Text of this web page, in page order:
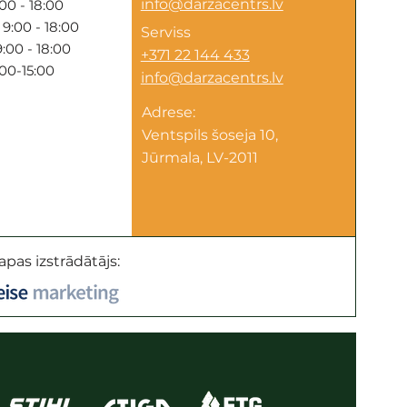
- 18:00
- 18:00
- 18:00
15:00
info@darzacentrs.lv
Serviss
+371 22 144 433
info@darzacentrs.lv
Adrese:
Ventspils šoseja 10,
Jūrmala, LV-2011
izstrādātājs: